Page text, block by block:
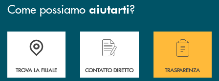
Come possiamo aiutarti?
Accedi all' elenco completo delle filiali della Bcc.
TROVA LA FILIALE
Hai bisogno di assistenza immediata?
CONTATTO DIRETTO
Hai bisogno di
TRASPARENZA